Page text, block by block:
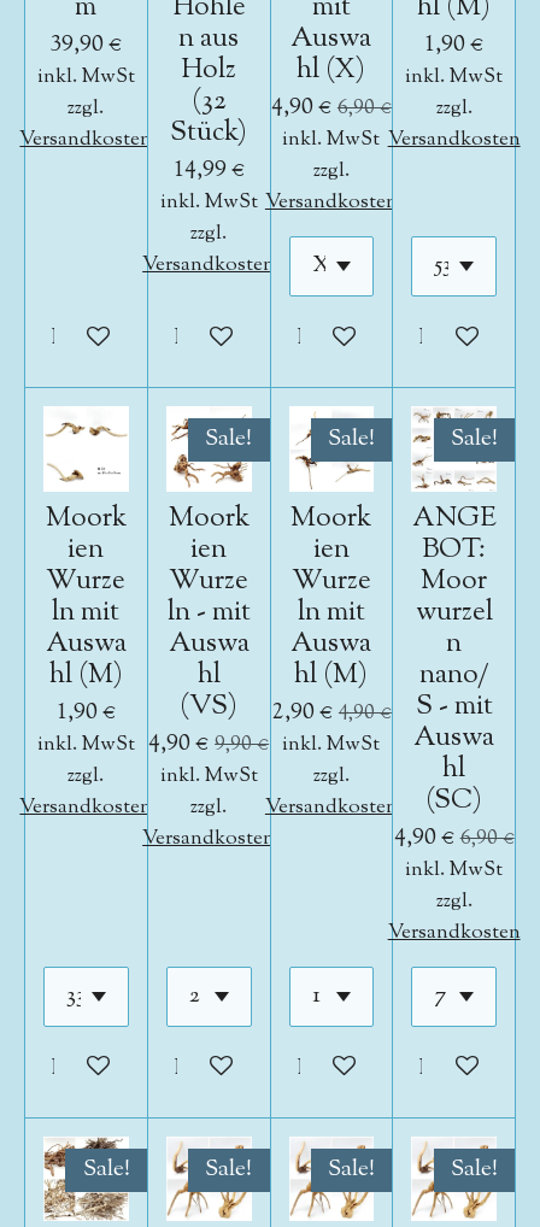
m
39,90 €
inkl. MwSt
zzgl.
Versandkosten
In den Warenkorb
Höhle
n aus
Holz
(32
Stück)
14,99 €
inkl. MwSt
zzgl.
Versandkosten
In den Warenkorb
mit
Auswa
hl (X)
4,90 € 6,90 €
inkl. MwSt
zzgl.
Versandkosten
In den Warenkorb
hl (M)
1,90 €
inkl. MwSt
zzgl.
Versandkosten
In den
Moork
ien
Wurze
ln mit
Auswa
hl (M)
1,90 €
inkl. MwSt
zzgl.
Versandkosten
In den Warenkorb
Sale!
Moork
ien
Wurze
ln - mit
Auswa
hl
(VS)
4,90 € 9,90 €
inkl. MwSt
zzgl.
Versandkosten
In den Warenkorb
Sale!
Moork
ien
Wurze
ln mit
Auswa
hl (M)
2,90 € 4,90 €
inkl. MwSt
zzgl.
Versandkosten
In den Warenkorb
Sale!
ANGE
BOT:
Moor
wurzel
n
nano/
S - mit
Auswa
hl
(SC)
4,90 €6,90 €
inkl. MwSt
zzgl.
Versandkosten
In den
Sale! Sale! Sale! Sale!